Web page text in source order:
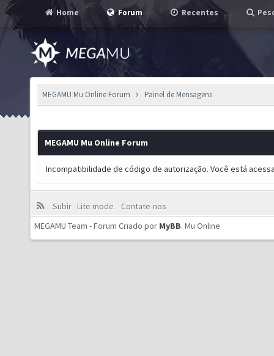
Home Forum Recentes
MEGAMU Mu Online Forum Painel de Mensagens
MEGAMU Mu Online Forum
Incompatibilidade de código de autorização. Você está
Subir Lite mode
Contate-nos
MEGAMU Team - Forum Criado por MyBB. Mu Online